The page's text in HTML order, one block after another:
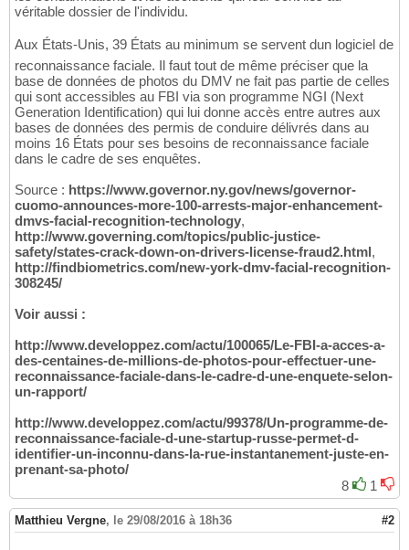
véritable dossier de l'individu.
Aux États-Unis, 39 États au minimum se servent dun logiciel de
reconnaissance faciale. Il faut tout de même préciser que la
base de données de photos du DMV ne fait pas partie de celles
qui sont accessibles au FBI via son programme NGI (Next
Generation Identification) qui lui donne accès entre autres aux
bases de données des permis de conduire délivrés dans au
moins 16 États pour ses besoins de reconnaissance faciale
dans le cadre de ses enquêtes.
Source : https://www.governor.ny.gov/news/governor-
cuomo-announces-more-100-arrests-major-enhancement-
dmvs-facial-recognition-technology,
http://www.governing.com/topics/public-justice-
safety/states-crack-down-on-drivers-license-fraud2.html,
http://findbiometrics.com/new-york-dmv-facial-recognition-
308245/
Voir aussi :
http://www.developpez.com/actu/100065/Le-FBI-a-acces-a-
des-centaines-de-millions-de-photos-pour-effectuer-une-
reconnaissance-faciale-dans-le-cadre-d-une-enquete-selon-
un-rapport/
http://www.developpez.com/actu/99378/Un-programme-de-
reconnaissance-faciale-d-une-startup-russe-permet-d-
identifier-un-inconnu-dans-la-rue-instantanement-juste-en-
prenant-sa-photo/
8
1
Matthieu Vergne, le 29/08/2016 à 18h36 #2